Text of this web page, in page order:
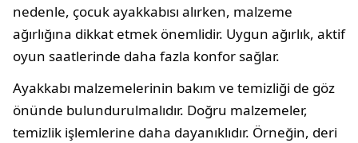
nedenle, çocuk ayakkabısı alırken, malzeme
ağırlığına dikkat etmek önemlidir. Uygun ağırlık, aktif
oyun saatlerinde daha fazla konfor sağlar.
Ayakkabı malzemelerinin bakım ve temizliği de göz
önünde bulundurulmalıdır. Doğru malzemeler,
temizlik işlemlerine daha dayanıklıdır. Örneğin, deri